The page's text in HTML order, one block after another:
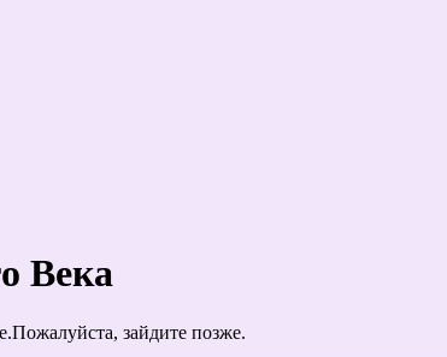
Века
зайдите позже.